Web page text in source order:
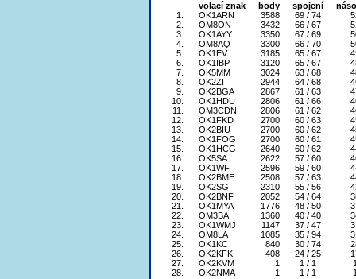
volací znak body spojení
1.
OK1ARN 3588 69 / 74
2.
OM8ON 3432 66 / 67
3.
OK1AYY 3350 67 / 69
4.
OM8AQ 3300 66 / 70
5.
OK1EV 3185 65 / 67
6.
OK1IBP 3120 65 / 67
7.
OK5MM 3024 63 / 68
8.
OK2ZI 2944 64 / 68
9.
OK2BGA 2867 61 / 63
10.
OK1HDU 2806 61 / 66
11.
OM3CDN 2806 61 / 62
12.
OK1FKD 2700 60 / 63
13.
OK2BIU 2700 60 / 62
14.
OK1FOG 2700 60 / 61
15.
OK1HCG 2640 60 / 62
16.
OK5SA 2622 57 / 60
17.
OK1WF 2596 59 / 60
18.
OK2BME 2508 57 / 63
19.
OK2SG 2310 55 / 56
20.
OK2BNF 2052 54 / 64
21.
OK1MYA 1776 48 / 50
22.
OM3BA 1360 40 / 40
23.
OK1WMJ 1147 37 / 47
24.
OM8LA 1085 35 / 94
25.
OK1KC 840 30 / 74
26.
OK2KFK 408 24 / 25
27.
OK2KVM 1 1 / 1
28.
OK2NMA 1 1 / 1